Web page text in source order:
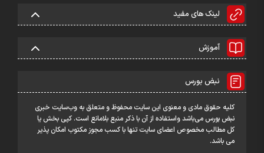
لینک های مفید
آموزش
نبض بورس
کلیه حقوق مادی و معنوی این سایت محفوظ و متعلق به وب‌سایت خبری
نبض بورس می‌باشد واستفاده از آن با ذکر منبع بلامانع است. کپی بخش یا
کل مطالب مخصوص اعضای سایت تنها با کسب مجوز مکتوب امکان پذیر
می باشد.